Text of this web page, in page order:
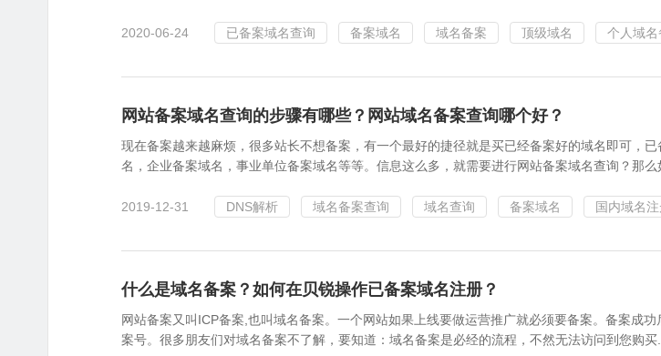
2020-06-24 已备案域名查询 备案域名 域名备案 顶级域名 个人域
网站备案域名查询的步骤有哪些？网站域名备案查询哪个好？
现在备案越来越麻烦，很多站长不想备案，有一个最好的捷径就是买已经备案好的域名即可，
名，企业备案域名，事业单位备案域名等等。信息这么多，就需要进行网站备案域名查询？那么
2019-12-31 DNS解析 域名备案查询 域名查询 备案域名 国内域名
什么是域名备案？如何在贝锐操作已备案域名注册？
网站备案又叫ICP备案,也叫域名备案。一个网站如果上线要做运营推广就必须要备案。备案成
案号。很多朋友们对域名备案不了解，要知道：域名备案是必经的流程，不然无法访问到您购买...